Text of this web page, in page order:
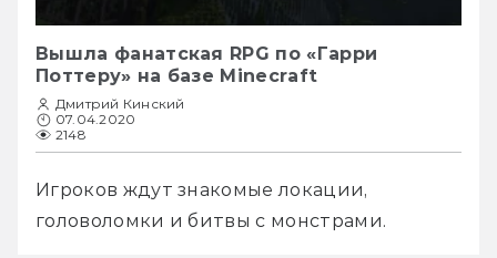
Вышла фанатская RPG по «Гарри
Поттеру» на базе Minecraft
Дмитрий Кинский
07.04.2020
2148
Игроков ждут знакомые локации,
головоломки и битвы с монстрами.